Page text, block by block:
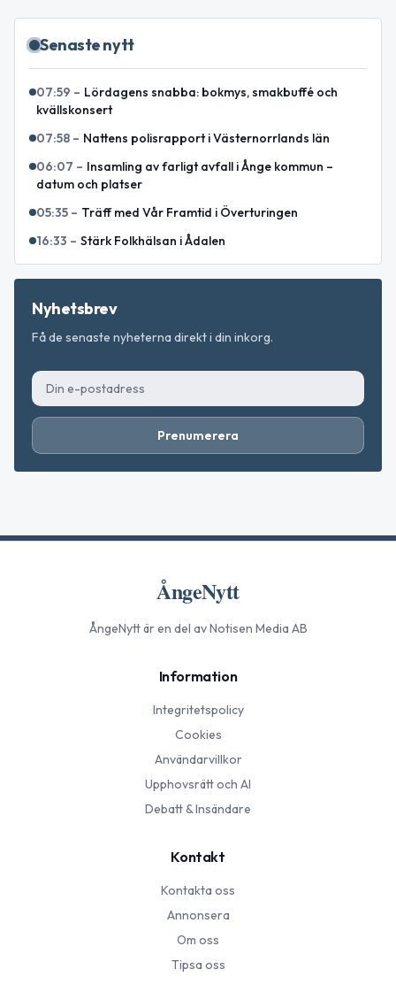
Senaste nytt
07:59 – Lördagens snabba: bokmys, smakbuffé och
kvällskonsert
07:58 – Nattens polisrapport i Västernorrlands län
06:07 – Insamling av farligt avfall i Ånge kommun –
datum och platser
05:35 – Träff med Vår Framtid i Överturingen
16:33 – Stärk Folkhälsan i Ådalen
Nyhetsbrev
Få de senaste nyheterna direkt i din inkorg.
Prenumerera
ÅngeNytt
ÅngeNyttär en del av Notisen Media AB
Information
Integritetspolicy
Cookies
Användarvillkor
Upphovsrätt och AI
Debatt & Insändare
Kontakt
Kontakta oss
Annonsera
Om oss
Tipsa oss